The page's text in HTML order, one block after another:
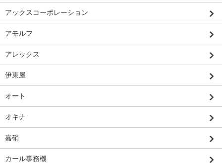
アックスコーポレーション
アモルフ
アレックス
伊東屋
オート
オキナ
嘉硝
カール事務機